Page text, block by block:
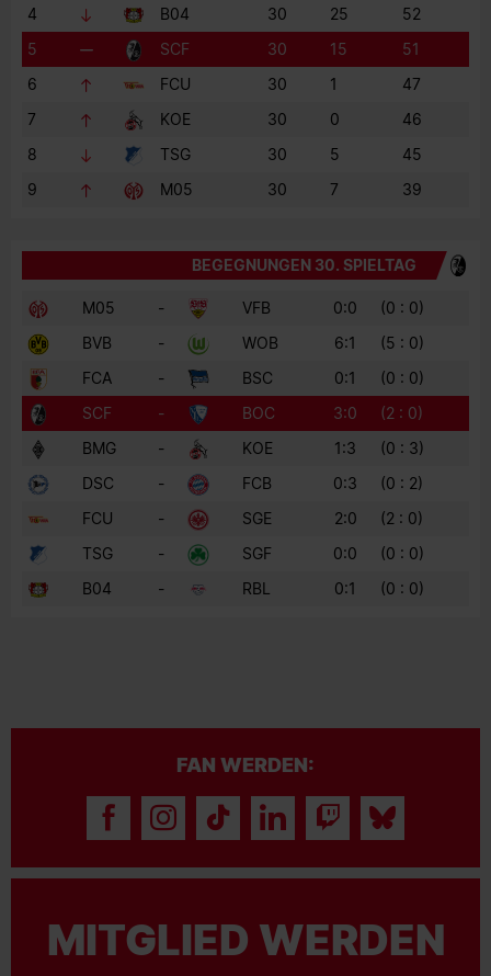
4
B04 30 25
52
5
SCF 30 15
51
6
FCU 30 1
47
7
KOE 30 0
46
8
TSG 30 5
45
9
M05 30 7 39
BEGEGNUNGEN 30. SPIELTAG
M05 - VFB 0:0
(0 : 0)
BVB
- WOB 6:1
(5 : 0)
FCA
- BSC 0:1
(0 : 0)
SCF
- BOC 3:0
(2 : 0)
BMG
- KOE 1:3
(0 : 3)
DSC
- FCB 0:3
(0 : 2)
FCU
- SGE 2:0
(2 : 0)
TSG
- SGF 0:0
(0 : 0)
B04
- RBL 0:1 (0 : 0)
FAN WERDEN:
MITGLIED WERDEN